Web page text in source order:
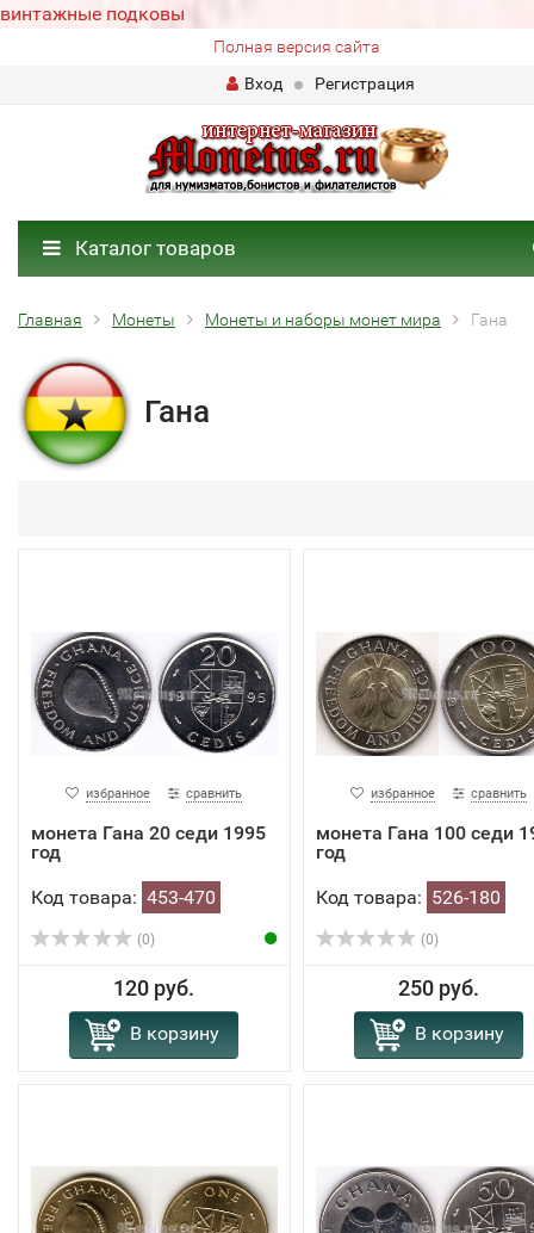
винтажные подковы
Полная версия сайта
Вход
Регистрация
Каталог товаров
Главная Монеты Монеты и наборы монет мира Гана
Гана
избранное сравнить
монета Гана 20 седи 1995
год
Код товара: 453-470
(0)
120 руб.
В корзину
избранное сравнить
монета Гана 100 седи
год
Код товара: 526-180
(0)
250 руб.
В корзину